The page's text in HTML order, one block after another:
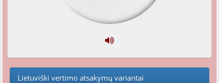
Lietuviški vertimo atsakymų variantai